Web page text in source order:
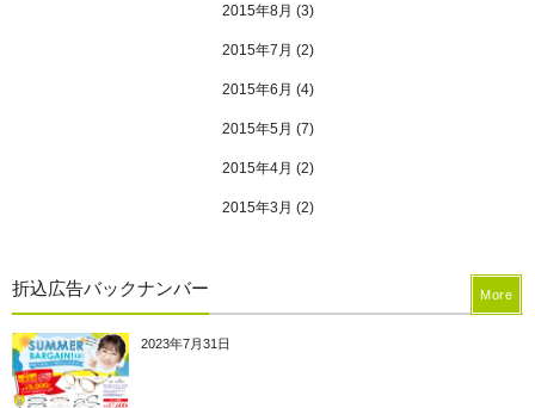
2015年8月 (3)
2015年7月 (2)
2015年6月 (4)
2015年5月 (7)
2015年4月 (2)
2015年3月 (2)
折込広告バックナンバー
2023年7月31日
More